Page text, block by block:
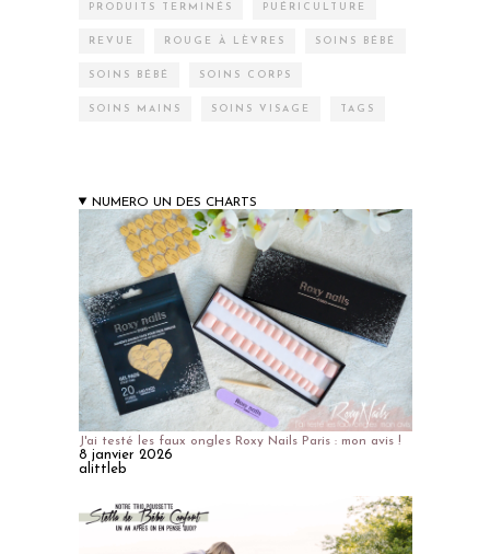
PRODUITS TERMINÉS PUÉRICULTURE
REVUE ROUGE À LÈVRES SOINS BÉBÉ
SOINS BÉBÉ SOINS CORPS
SOINS MAINS SOINS VISAGE TAGS
NUMERO UN DES CHARTS
J'ai testé les faux ongles Roxy Nails Paris : mon avis !
8 janvier 2026
alittleb